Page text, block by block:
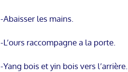
-Abaisser les mains.
-L’ours raccompagne a la porte.
-Yang bois et yin bois vers l’arrière.